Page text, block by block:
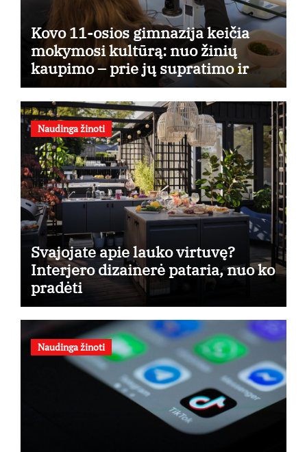
Kovo 11-osios gimnazija keičia
mokymosi kultūrą: nuo žinių
kaupimo – prie jų supratimo ir
taikymo
Naudinga žinoti
Svajojate apie lauko virtuvę?
Interjero dizainerė pataria, nuo ko
pradėti
Naudinga žinoti